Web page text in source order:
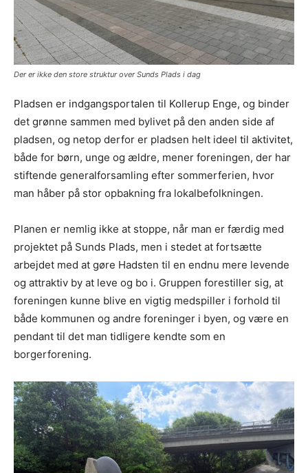
Der er ikke den store struktur over Sunds Plads i dag
Pladsen er indgangsportalen til Kollerup Enge, og binder
det grønne sammen med bylivet på den anden side af
pladsen, og netop derfor er pladsen helt ideel til aktivitet,
både for børn, unge og ældre, mener foreningen, der har
stiftende generalforsamling efter sommerferien, hvor
man håber på stor opbakning fra lokalbefolkningen.
Planen er nemlig ikke at stoppe, når man er færdig med
projektet på Sunds Plads, men i stedet at fortsætte
arbejdet med at gøre Hadsten til en endnu mere levende
og attraktiv by at leve og bo i. Gruppen forestiller sig, at
foreningen kunne blive en vigtig medspiller i forhold til
både kommunen og andre foreninger i byen, og være en
pendant til det man tidligere kendte som en
borgerforening.